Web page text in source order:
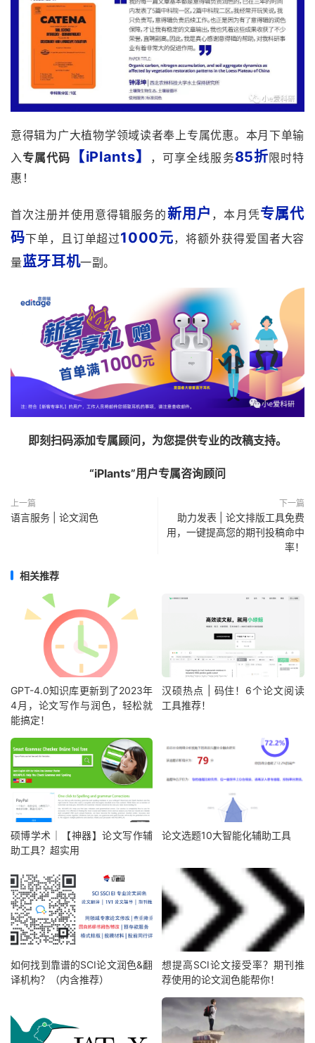
意得辑为广大植物学领域读者奉上专属优惠。本月 下单输
入专属代码 【iPlants】 ，可享全线服 务85折限时特
惠 ！
首次注册并使用意得辑服务的新用户 ，本月凭专属代
码下单，且订单超过1000元，将额外获得爱国者大容
量蓝牙耳机一副。
即刻扫码添加专属顾问，为您提供专业的改稿支持。
“iPlants”用户专属咨询顾问
上一篇
语言服务 | 论文润色
下一篇
助力发表 | 论文排版工具免费
用，一键提高您的期刊投稿命中
率！
相关推荐
GPT-4.0知识库更新到了2023年
4月，论文写作与润色，轻松就
能搞定！
汉硕热点 | 码住！6个论文阅读
工具推荐！
硕博学术｜【神器】论文写作辅
助工具？超实用
论文选题10大智能化辅助工具
如何找到靠谱的SCI论文润色&翻
译机构？（内含推荐）
想提高SCI论文接受率？期刊推
荐使用的论文润色能帮你！